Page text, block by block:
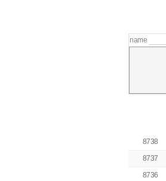
name
8738
8737
8736